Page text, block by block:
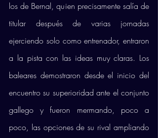
los de Bernal, quien precisamente salía de
titular después de varias jornadas
ejerciendo solo como entrenador, entraron
a la pista con las ideas muy claras. Los
baleares demostraron desde el inicio del
encuentro su superioridad ante el conjunto
gallego y fueron mermando, poco a
poco, las opciones de su rival ampliando